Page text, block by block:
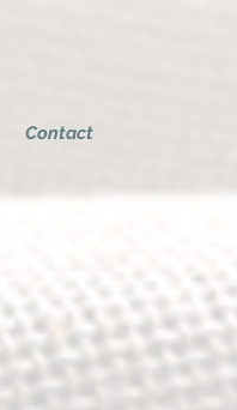
Contact